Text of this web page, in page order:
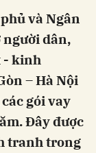
và Ngân
người dân,
- kinh
– Hà Nội
gói vay
Đây được
tranh trong
Hủy